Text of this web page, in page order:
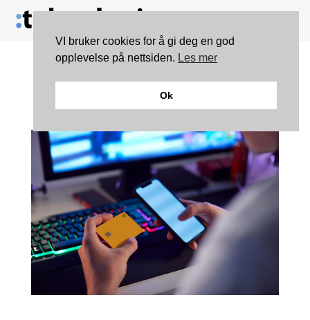
Norsk Tipping varslar
redusert reklametrykk
VI bruker cookies for å gi deg en god
opplevelse på nettsiden. Les mer
Ok